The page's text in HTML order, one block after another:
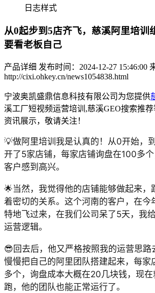
日志样式
从0起步到5店齐飞，慈溪阿里培训
要看老板自己
产品详细 发布时间：2024-12-27 15:46:00
http://cixi.ohkey.cn/news1054838.html
宁波奥凯盛鼎信息科技有限公司为您提供
溪工厂短视频运营培训,慈溪GEO搜索推
资讯展示，敬请关注！
💡做阿里培训我是认真的！从0开始，
开了5家店铺，每家店铺询盘在100多
客户感到高兴。
🌟当然，我觉得他的店铺能够做起来，
着密切的关系。这个河南的客户，在今
特地飞过来，在我们公司呆了5天，我
运营逻辑。
😎回去后，他又严格按照我的运营思路
慢慢把自己的阿里团队搭建起来，每家
多个，询盘成本大概在20几块钱，现
跑，他的团队也能正常运行了。